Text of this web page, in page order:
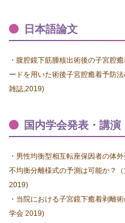
日本語論文
・腹腔鏡下筋腫核出術後の子宮腔
ードを用いた術後子宮腔癒着予防
雑誌,2019)
国内学会発表・講演
・男性均衡型相互転座保因者の体
不均衡分離様式の予測は可能か？
2019)
・当院における子宮鏡下癒着剥離
学会 2019)